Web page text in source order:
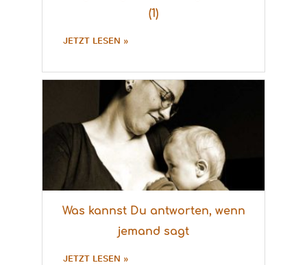
(1)
JETZT LESEN »
Was kannst Du antworten, wenn
jemand sagt
JETZT LESEN »